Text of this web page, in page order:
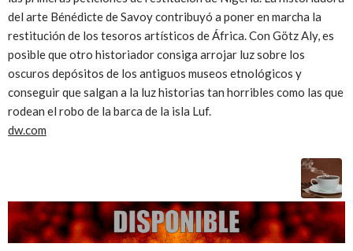
del arte Bénédicte de Savoy contribuyó a poner en marcha la
restitución de los tesoros artísticos de África. Con Götz Aly, es
posible que otro historiador consiga arrojar luz sobre los
oscuros depósitos de los antiguos museos etnológicos y
conseguir que salgan a la luz historias tan horribles como las que
rodean el robo de la barca de la isla Luf.
dw.com